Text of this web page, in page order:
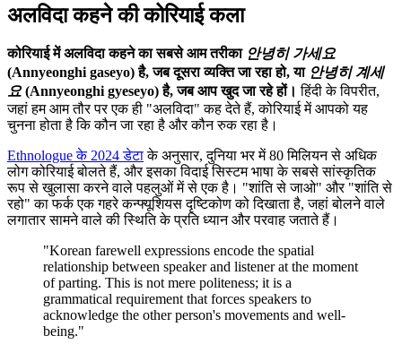
अलविदा कहने की कोरियाई कला
कोरियाई में अलविदा कहने का सबसे आम तरीका 안녕히 가세요
(Annyeonghi gaseyo) है, जब दूसरा व्यक्ति जा रहा हो, या 안녕히 계세
요 (Annyeonghi gyeseyo) है, जब आप खुद जा रहे हों। हिंदी के विपरीत,
जहां हम आम तौर पर एक ही "अलविदा" कह देते हैं, कोरियाई में आपको यह
चुनना होता है कि कौन जा रहा है और कौन रुक रहा है।
Ethnologue के 2024 डेटाके अनुसार, दुनिया भर में 80 मिलियन से अधिक
लोग कोरियाई बोलते हैं, और इसका विदाई सिस्टम भाषा के सबसे सांस्कृतिक
रूप से खुलासा करने वाले पहलुओं में से एक है। "शांति से जाओ" और "शांति से
रहो" का फर्क एक गहरे कन्फ्यूशियस दृष्टिकोण को दिखाता है, जहां बोलने वाले
लगातार सामने वाले की स्थिति के प्रति ध्यान और परवाह जताते हैं।
"Korean farewell expressions encode the spatial
relationship between speaker and listener at the moment
of parting. This is not mere politeness; it is a
grammatical requirement that forces speakers to
acknowledge the other person's movements and well-
being."